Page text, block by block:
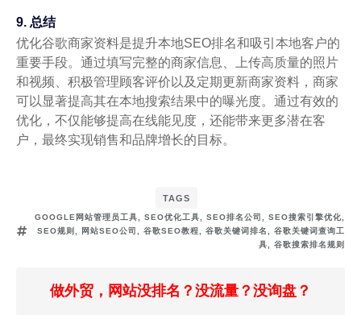
9. 总结
优化谷歌商家资料是提升本地SEO排名和吸引本地客户的
重要手段。通过填写完整的商家信息、上传高质量的照片
和视频、积极管理顾客评价以及定期更新商家资料，商家
可以显著提高其在本地搜索结果中的曝光度。通过有效的
优化，不仅能够提高在线能见度，还能带来更多潜在客
户，最终实现销售和品牌增长的目标。
TAGS
GOOGLE网站管理员工具, SEO优化工具, SEO排名公司 , SEO搜索引擎优化,
SEO规则 , 网站SEO公司 , 谷歌SEO教程, 谷歌关键词排名, 谷歌关键词查询工
具, 谷歌搜索排名规则
做外贸，网站没排名？没流量？没询盘？